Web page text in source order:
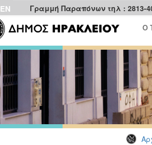
EN Γραμμή Παραπόνων τηλ : 2813-
Ο